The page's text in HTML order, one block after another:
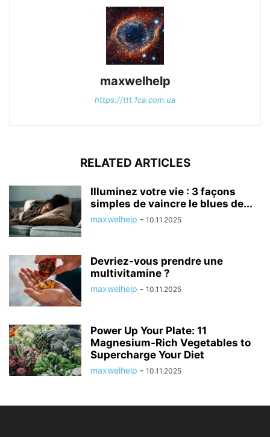
maxwelhelp
https://ttt.1ca.com.ua
RELATED ARTICLES
Illuminez votre vie : 3 façons
simples de vaincre le blues de...
maxwelhelp - 10.11.2025
Devriez-vous prendre une
multivitamine ?
maxwelhelp - 10.11.2025
Power Up Your Plate: 11
Magnesium-Rich Vegetables to
Supercharge Your Diet
maxwelhelp - 10.11.2025